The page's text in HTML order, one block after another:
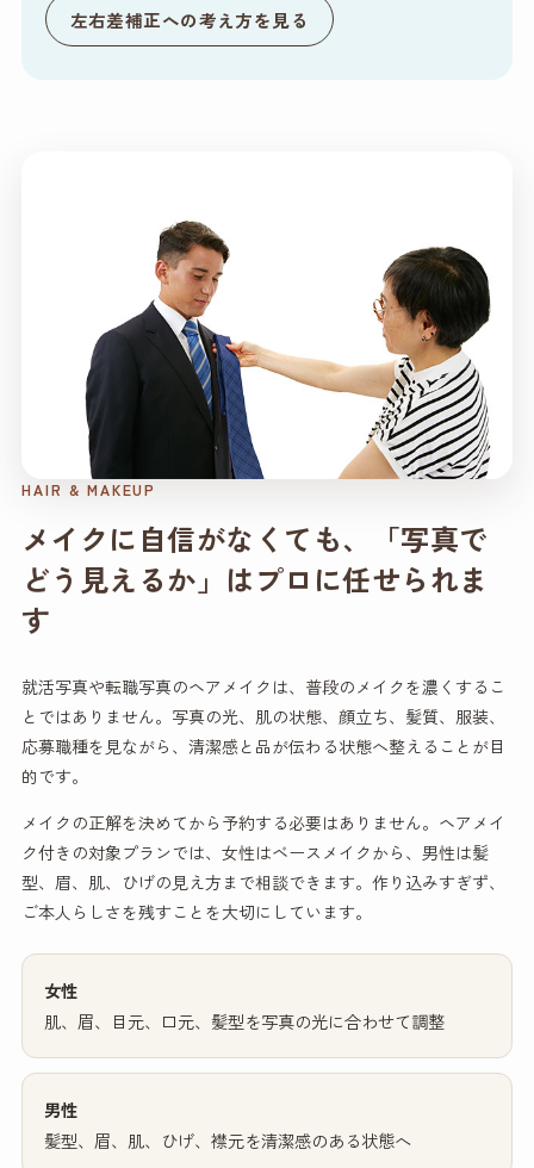
左右差補正への考え方を見る
HAIR & MAKEUP
メイクに自信がなくても、「写真で
どう見えるか」はプロに任せられま
す
就活写真や転職写真のヘアメイクは、普段のメイクを濃くするこ
とではありません。写真の光、肌の状態、顔立ち、髪質、服装、
応募職種を見ながら、清潔感と品が伝わる状態へ整えることが目
的です。
メイクの正解を決めてから予約する必要はありません。ヘアメイ
ク付きの対象プランでは、女性はベースメイクから、男性は髪
型、眉、肌、ひげの見え方まで相談できます。作り込みすぎず、
ご本人らしさを残すことを大切にしています。
女性
肌、眉、目元、口元、髪型を写真の光に合わせて調整
男性
髪型、眉、肌、ひげ、襟元を清潔感のある状態へ